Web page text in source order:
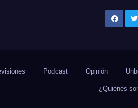
Podcast Opinión
¿Quiénes